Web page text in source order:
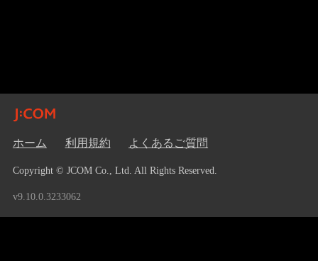
ホーム 利用規約 よくあるご質問
Copyright © JCOM Co., Ltd. All Rights Reserved.
v9.10.0.3233062